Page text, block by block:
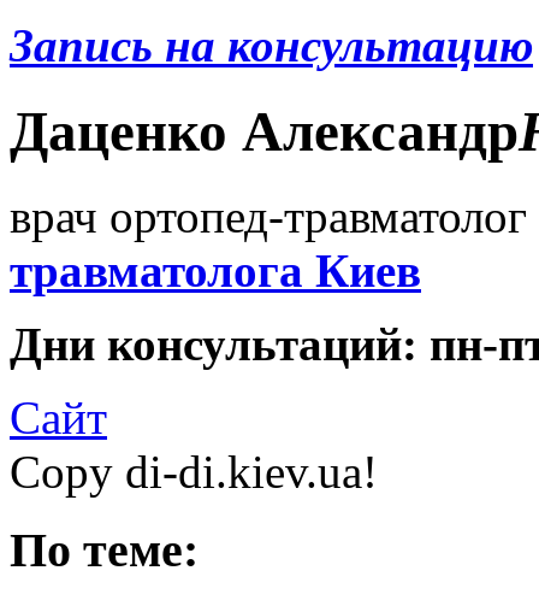
Запись на консультацию
Даценко Александр
врач ортопед-
травматолога Киев
Дни консультаций: пн-
Сайт
Copy di-di.kiev.ua!
По теме: